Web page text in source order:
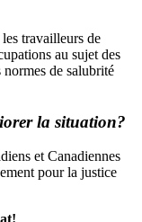
travailleurs de
au sujet des
normes de salubrité
la situation?
et Canadiennes
pour la justice